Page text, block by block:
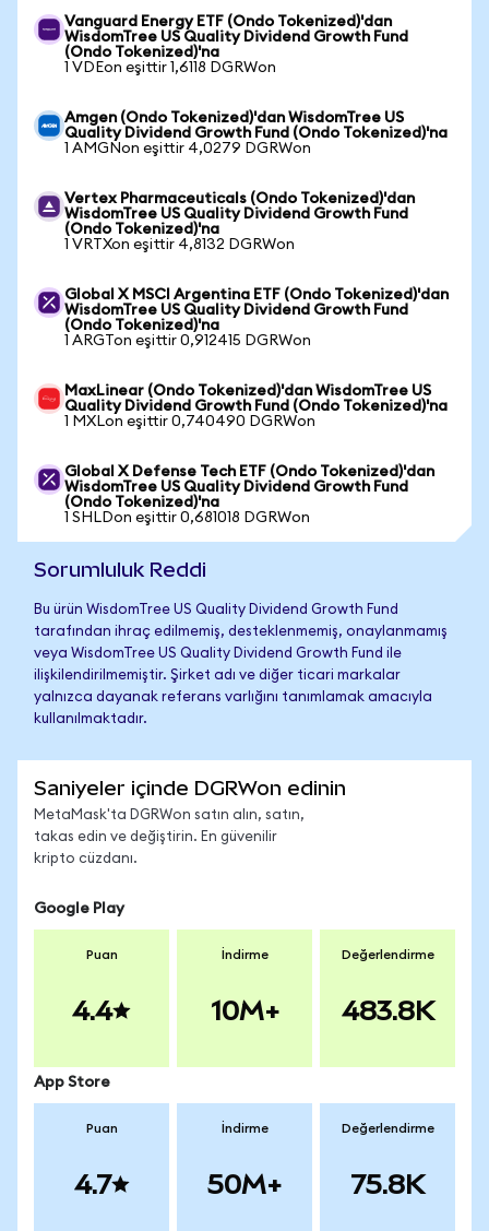
Vanguard Energy ETF (Ondo Tokenized)'dan
WisdomTree US Quality Dividend Growth Fund
(Ondo Tokenized)'na
1 VDEon eşittir 1,6118 DGRWon
Amgen (Ondo Tokenized)'dan WisdomTree US
Quality Dividend Growth Fund (Ondo Tokenized)'na
1 AMGNon eşittir 4,0279 DGRWon
Vertex Pharmaceuticals (Ondo Tokenized)'dan
WisdomTree US Quality Dividend Growth Fund
(Ondo Tokenized)'na
1 VRTXon eşittir 4,8132 DGRWon
Global X MSCI Argentina ETF (Ondo Tokenized)'dan
WisdomTree US Quality Dividend Growth Fund
(Ondo Tokenized)'na
1 ARGTon eşittir 0,912415 DGRWon
MaxLinear (Ondo Tokenized)'dan WisdomTree US
Quality Dividend Growth Fund (Ondo Tokenized)'na
1 MXLon eşittir 0,740490 DGRWon
Global X Defense Tech ETF (Ondo Tokenized)'dan
WisdomTree US Quality Dividend Growth Fund
(Ondo Tokenized)'na
1 SHLDon eşittir 0,681018 DGRWon
Sorumluluk Reddi
Bu ürün WisdomTree US Quality Dividend Growth Fund
tarafından ihraç edilmemiş, desteklenmemiş, onaylanmamış
veya WisdomTree US Quality Dividend Growth Fund ile
ilişkilendirilmemiştir. Şirket adı ve diğer ticari markalar
yalnızca dayanak referans varlığını tanımlamak amacıyla
kullanılmaktadır.
Saniyeler içinde DGRWon edinin
MetaMask'ta DGRWon satın alın, satın,
takas edin ve değiştirin. En güvenilir
kripto cüzdanı.
Google Play
Puan
4.4
İndirme
10M+
Değerlendirme
483.8K
App Store
Puan
4.7
İndirme
50M+
Değerlendirme
75.8K